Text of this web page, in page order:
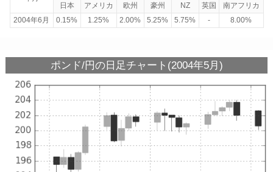
日本
アメリカ 欧州 豪州 NZ 英国
南アフリカ
2004年6月
0.15% 1.25% 2.00% 5.25% 5.75% - 8.00%
ポンド/円の日足チャート(2004年5月)